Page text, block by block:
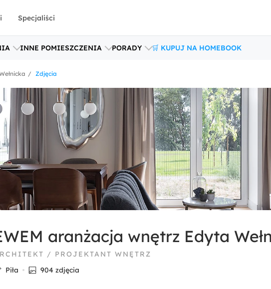
INNE POMIESZCZENIA PORADY 🛒 KUPUJ NA HOMEBOOK
Specjaliści
Zdjęcia
aranżacja wnętrz Edyta
/ PROJEKTANT WNĘTRZ
Piła
904 zdjęcia